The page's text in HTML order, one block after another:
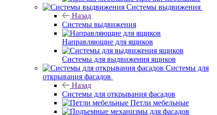
Системы выдвижения
Назад
Системы выдвижения
Направляющие для ящиков
Системы для выдвижения ящиков
Системы для
открывания фасадов
Назад
Системы для открывания фасадов
Петли мебельные